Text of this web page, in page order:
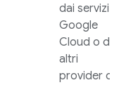
dai servizi
Google
Cloud o da
altri
provider di